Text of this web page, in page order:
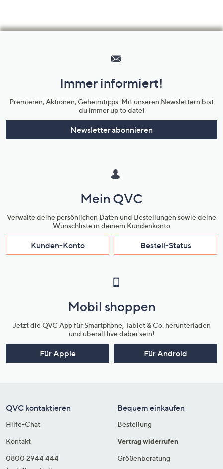
Unternehmensinformationen
Immer informiert!
Premieren, Aktionen, Geheimtipps: Mit unseren Newslettern bist
du immer up to date!
Newsletter abonnieren
Mein QVC
Verwalte deine persönlichen Daten und Bestellungen sowie deine
Wunschliste in deinem Kundenkonto
Kunden-Konto Bestell-Status
Mobil shoppen
Jetzt die QVC App für Smartphone, Tablet & Co. herunterladen
und überall live dabei sein!
Für Apple Für Android
QVC kontaktieren
Hilfe-Chat
Kontakt
0800 2944 444
Bequem einkaufen
Bestellung
Vertrag widerrufen
Größenberatung